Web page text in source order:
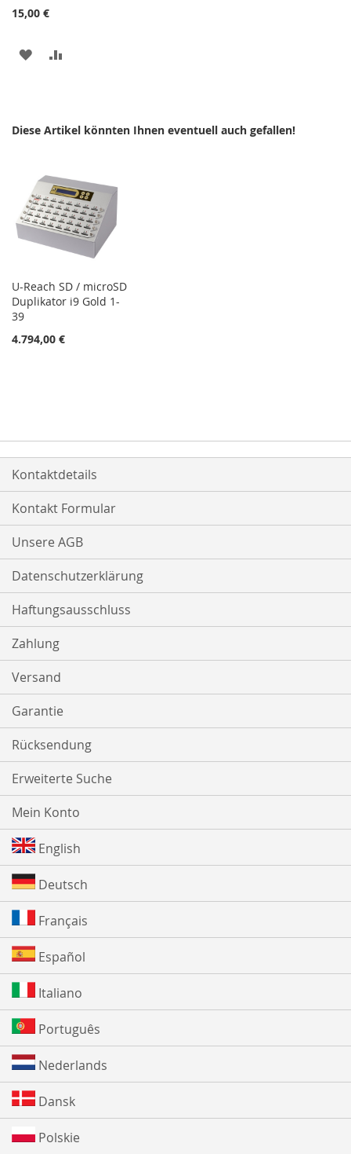
15,00 €
ZUR
Diese Artikel könnten Ihnen eventuell auch gefallen!
U-Reach SD / microSD
Duplikator i9 Gold 1-
39
4.794,00 €
Kontaktdetails
Kontakt Formular
Unsere AGB
Datenschutzerklärung
Haftungsausschluss
Zahlung
Versand
Garantie
Rücksendung
Erweiterte Suche
Mein Konto
English
Deutsch
Français
Español
Italiano
Português
Nederlands
Dansk
Polskie